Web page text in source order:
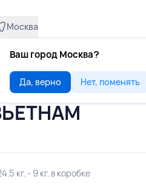
Москва
Ваш город Москва?
Да, верно Нет, поменять
кг. - 9 кг. в коробке